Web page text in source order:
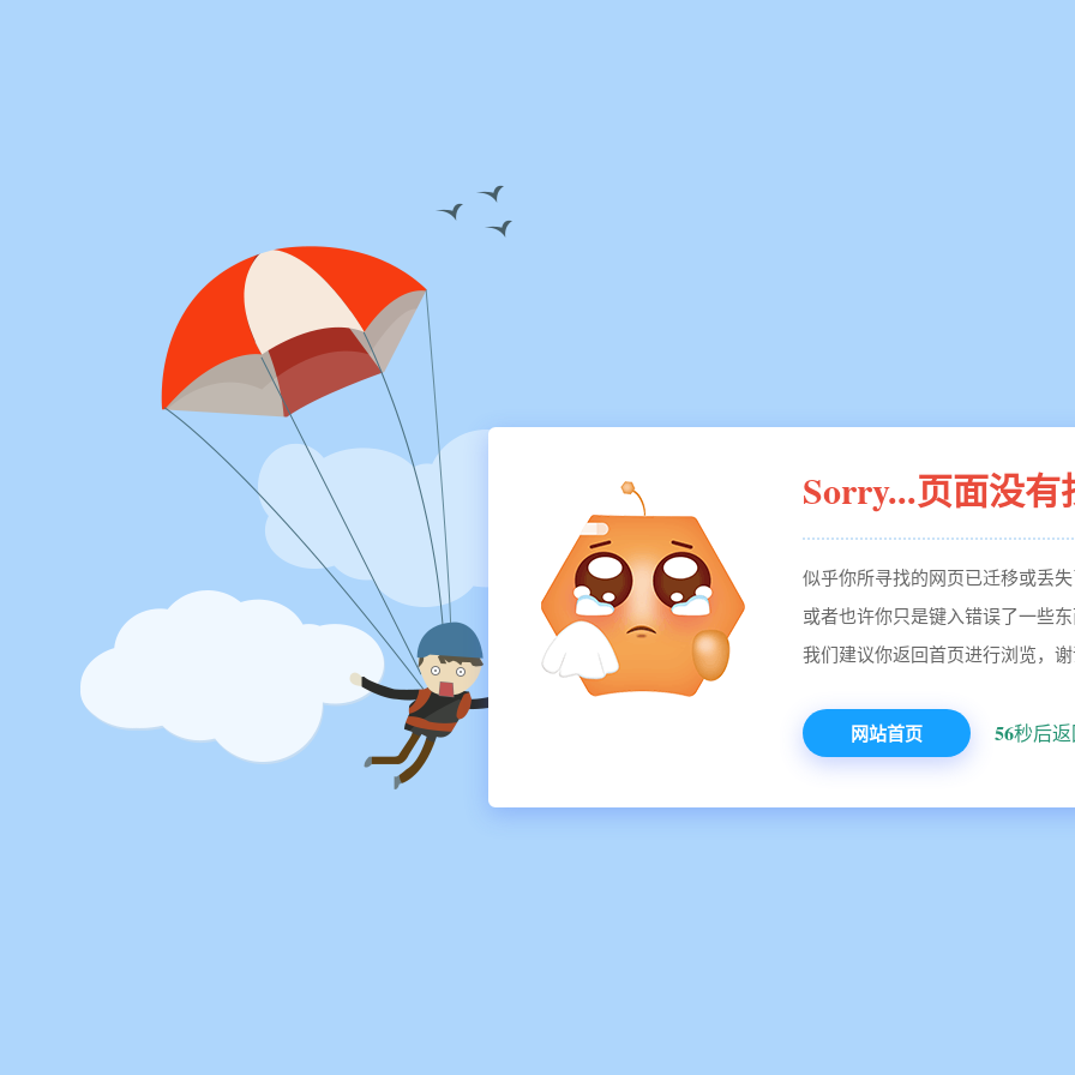
Sorry...页面没有
似乎你所寻找的网页已迁移或丢
或者也许你只是键入错误了一些
我们建议你返回首页进行浏览，
网站首页 56秒后